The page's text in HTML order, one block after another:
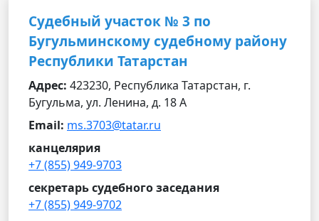
Судебный участок № 3 по
Бугульминскому судебному району
Республики Татарстан
Адрес: 423230, Республика Татарстан, г.
Бугульма, ул. Ленина, д. 18 А
Email: ms.3703@tatar.ru
канцелярия
+7 (855) 949-9703
секретарь судебного заседания
+7 (855) 949-9702